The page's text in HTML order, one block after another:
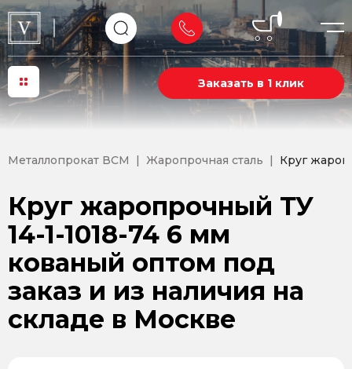
Заказать в 1 клик
Металлопрокат ВСМ Жаропрочная сталь Круг
Круг жаропрочный ТУ
14-1-1018-74 6 мм
кованый оптом под
заказ и из наличия на
складе в Москве